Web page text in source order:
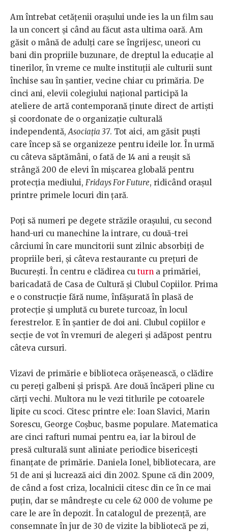
Am întrebat cetățenii orașului unde ies la un film sau
la un concert și când au făcut asta ultima oară. Am
găsit o mână de adulți care se îngrijesc, uneori cu
bani din propriile buzunare, de dreptul la educație al
tinerilor, în vreme ce multe instituții ale culturii sunt
închise sau în șantier, vecine chiar cu primăria. De
cinci ani, elevii colegiului național participă la
ateliere de artă contemporană ținute direct de artiști
și coordonate de o organizație culturală
independentă,Asociația 37. Tot aici, am găsit puști
care încep să se organizeze pentru ideile lor. În urmă
cu câteva săptămâni, o fată de 14 ani a reușit să
strângă 200 de elevi în mișcarea globală pentru
protecția mediului, Fridays For Future, ridicând orașul
printre primele locuri din țară.
Poți să numeri pe degete străzile orașului, cu second
hand-uri cu manechine la intrare, cu două-trei
cârciumi în care muncitorii sunt zilnic absorbiți de
propriile beri, și câteva restaurante cu prețuri de
București. În centru e clădirea cu turn a primăriei,
baricadată de Casa de Cultură și Clubul Copiilor. Prima
e o construcție fără nume, înfășurată în plasă de
protecție și umplută cu burete turcoaz, în locul
ferestrelor. E în șantier de doi ani. Clubul copiilor e
secție de vot în vremuri de alegeri și adăpost pentru
câteva cursuri.
Vizavi de primărie e biblioteca orășenească, o clădire
cu pereți galbeni și prispă. Are două încăperi pline cu
cărți vechi. Multora nu le vezi titlurile pe cotoarele
lipite cu scoci. Citesc printre ele: Ioan Slavici, Marin
Sorescu, George Coșbuc, basme populare. Matematica
are cinci rafturi numai pentru ea, iar la biroul de
presă culturală sunt aliniate periodice bisericești
finanțate de primărie. Daniela Ionel, bibliotecara, are
51 de ani și lucrează aici din 2002. Spune că din 2009,
de când a fost criza, localnicii citesc din ce în ce mai
puțin, dar se mândrește cu cele 62 000 de volume pe
care le are în depozit. În catalogul de prezență, are
consemnate în jur de 30 de vizite la bibliotecă pe zi,